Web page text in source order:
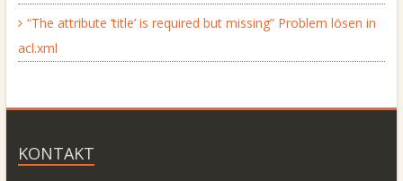
“The attribute ‘title’ is required but missing” Problem lösen in
acl.xml
KONTAKT